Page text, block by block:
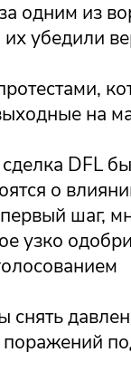
одним из
убедили
на
DFL
о
шаг,
узко
снять
поражений